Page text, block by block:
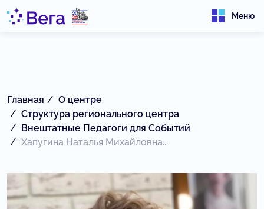
Меню
Главная
О центре
Структура регионального центра
Внештатные Педагоги для Событий
Хапугина Наталья Михайловна...